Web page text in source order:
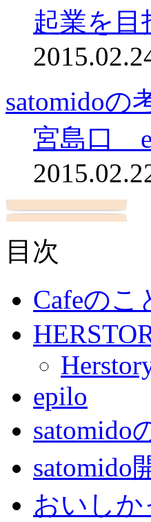
起業を目
satomidoの
宮島口
目次
Cafeのこ
epilo
satomido
satomido
おいし